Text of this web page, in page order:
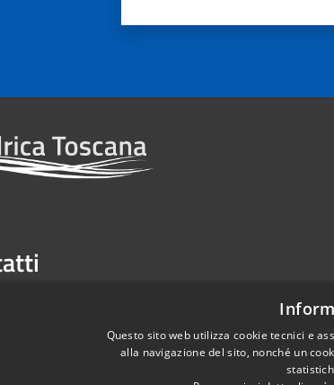
Firenze, 7 Via G. Verdi - 50122 Firenze
Email:
Pec:
IPA
Questo sito web utilizza cookie tecnici e
alla navigazione del sito, nonché un